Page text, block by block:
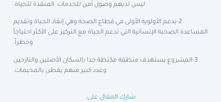
ليس لديهم وصول آمن للخدمات المنقذة للحياة.
2-يدعم الأولوية الأولى في قطاع الصحة وهي إنقاذ الحياة وتقديم
المساعدة الصحية الإنسانية التي تدعم الحياة مع التركيز على الأكثر احتياجاً
وخطراً.
3-المشروع يستهدف منطقة مكتظة جدا بالسكان الأصلين والنازحين
وعدد كبير منهم يقطن بالمخيمات،
شارك المقال على: